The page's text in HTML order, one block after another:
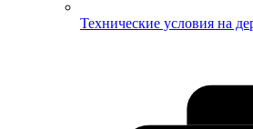
Технические условия на